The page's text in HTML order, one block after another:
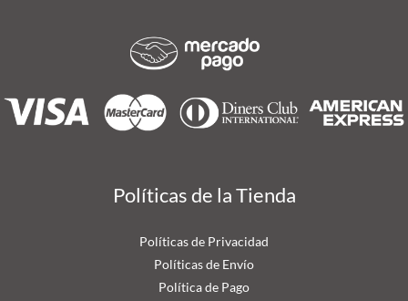
Políticas de la Tienda
Políticas de Privacidad
Políticas de Envío
Política de Pago